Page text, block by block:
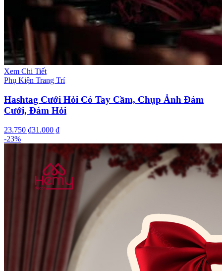
Xem Chi Tiết
Phụ Kiện Trang Trí
Hashtag Cưới Hỏi Có Tay Cầm, Chụp Ảnh Đám
Cưới, Đám Hỏi
23.750 ₫31.000 ₫
-23%